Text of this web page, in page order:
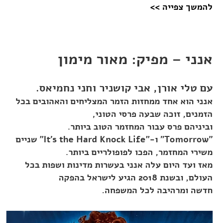
להמשך צפייה >>
אנני – מפיק: מאור מימון
עם טלי אורן, אבי קושניר וחני נחמיאס.
אנני הוא אחד ממחזות הזמר המצליחים והאהובים בכל
הזמנים, זוכה שבעה פרסי הטוני,
וביניהם פרס עבור המחזמר הטוב ביותר.
"Tomorrow" ו-"It's the Hard Knock Life" שניים
משירי המחזמר, הפכו לפופולריים ביותר.
מאז ועד היום עלה אנני בעשרות מדינות ושפות בכל
העולם, ובשנת 2018 הגיע לישראל בהפקה
חדשה ומרהיבה לכל המשפחה.